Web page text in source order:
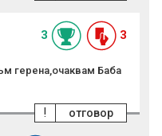
3 3
герена,очаквам Баба
отговор
!